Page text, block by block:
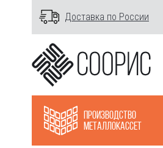
Доставка по России
Производство
металлокасcет